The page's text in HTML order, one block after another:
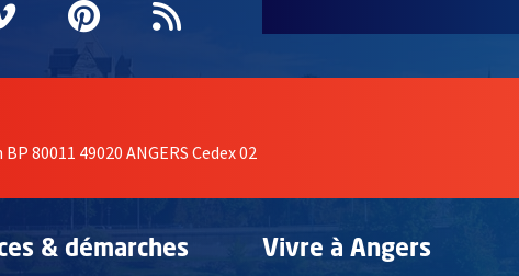
fenêtrefenêtre
une nouvelle fenêtre
Vimeo
, Ouvre une nouvelle fenêtre
Pinterest
, Ouvre une nouvelle fenêtre
Flux RSS
80011 49020 ANGERS Cedex 02
& démarches Vivre à Angers